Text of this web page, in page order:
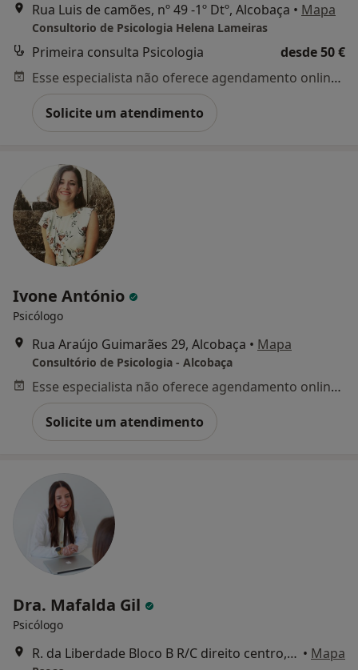
Rua Luis de camões, nº 49 -1º Dtº, Alcobaça • Mapa
Consultorio de Psicologia Helena Lameiras
Primeira consulta Psicologia
desde 50 €
Esse especialista não oferece agendamento online para esse endereço.
Solicite um atendimento
Ivone António
Psicólogo
Rua Araújo Guimarães 29, Alcobaça • Mapa
Consultório de Psicologia - Alcobaça
Esse especialista não oferece agendamento online para esse endereço.
Solicite um atendimento
Dra. Mafalda Gil
Psicólogo
R. da Liberdade Bloco B R/C direito centro, 2460-060 Alcobaça, Alcobaça • Mapa